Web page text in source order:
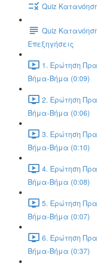
Quiz
Quiz
Επεξηγήσεις
1. Ερώτηση
Βήμα-Βήμα (0:09)
2. Ερώτηση
Βήμα-Βήμα (0:06)
3. Ερώτηση
Βήμα-Βήμα (0:10)
4. Ερώτηση
Βήμα-Βήμα (0:08)
5. Ερώτηση
Βήμα-Βήμα (0:07)
6. Ερώτηση
Βήμα-Βήμα (0:37)